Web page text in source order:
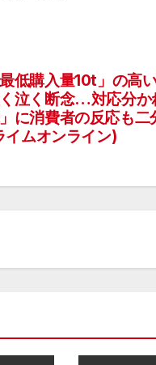
低購入量10t」の高
泣く断念…対応分か
に消費者の反応も二
イムオンライン)